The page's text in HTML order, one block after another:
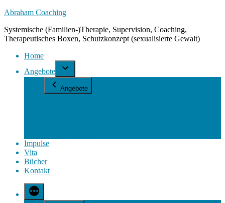
Zum
springen
Abraham Coaching
Systemische (Familien-)Therapie, Supervision, Coaching,
Therapeutisches Boxen, Schutzkonzept (sexualisierte Gewalt)
Home
Angebote
Angebote
Impulse
Vita
Bücher
Kontakt